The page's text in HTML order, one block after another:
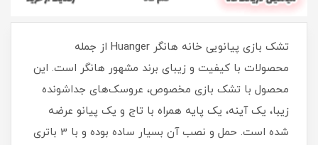
تشک بازی پیانویی خانه هانگر Huanger از جمله
محصولات با کیفیت و زیبای برند مشهور هانگر است. این
محصول با تشک بازی مخصوص، عروسک‌های جداشونده
زیبا، یک آینه، یک پایه همراه با تاج و یک پیانو عرضه
شده است. حمل و نصب آن بسیار ساده بوده و با 3 باتری